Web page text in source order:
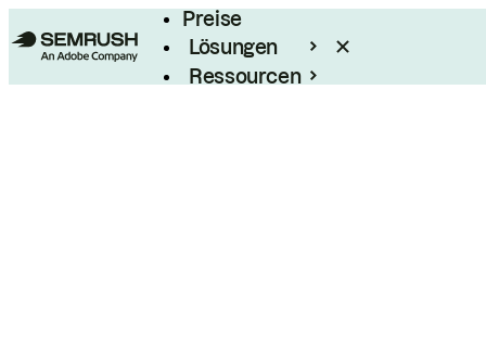
Preise
Lösungen
Ressourcen